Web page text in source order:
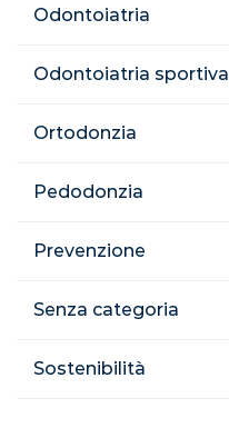
Odontoiatria
Odontoiatria sportiva
Ortodonzia
Pedodonzia
Prevenzione
Senza categoria
Sostenibilità